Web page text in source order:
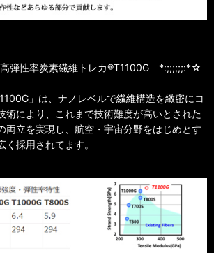
弾性率炭素繊維トレカ®T1100G *:;;;;;;:*☆
」は、ナノレベルで繊維構造を緻密にコ
術により、これまで技術難度が高いとされた
両立を実現し、航空・宇宙分野をはじめとす
採用されてます。